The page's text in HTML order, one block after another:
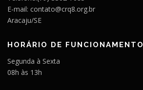
E-mail: contato@crq8.org.br
Aracaju/SE
HORÁRIO DE FUNCIONAMENTO
Segunda à Sexta
08h às 13h